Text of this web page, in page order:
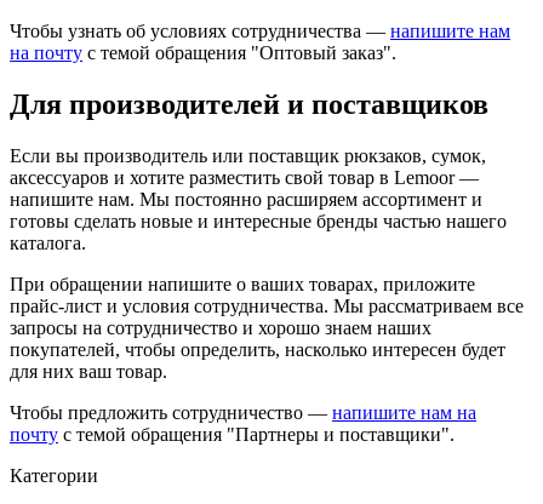
Чтобы узнать об условиях сотрудничества — напишите нам
на почту с темой обращения "Оптовый заказ".
Для производителей и поставщиков
Если вы производитель или поставщик рюкзаков, сумок,
аксессуаров и хотите разместить свой товар в Lemoor —
напишите нам. Мы постоянно расширяем ассортимент и
готовы сделать новые и интересные бренды частью нашего
каталога.
При обращении напишите о ваших товарах, приложите
прайс-лист и условия сотрудничества. Мы рассматриваем все
запросы на сотрудничество и хорошо знаем наших
покупателей, чтобы определить, насколько интересен будет
для них ваш товар.
Чтобы предложить сотрудничество — напишите нам на
почту с темой обращения "Партнеры и поставщики".
Категории